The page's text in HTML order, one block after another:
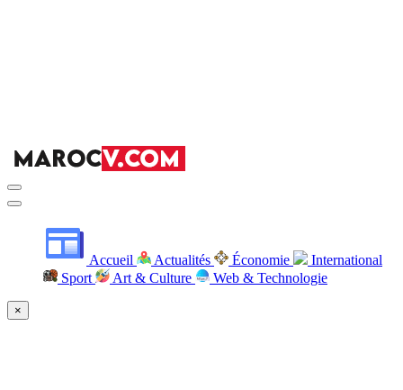
Accueil Actualités Économie
International
Sport
Art & Culture Web & Technologie
×